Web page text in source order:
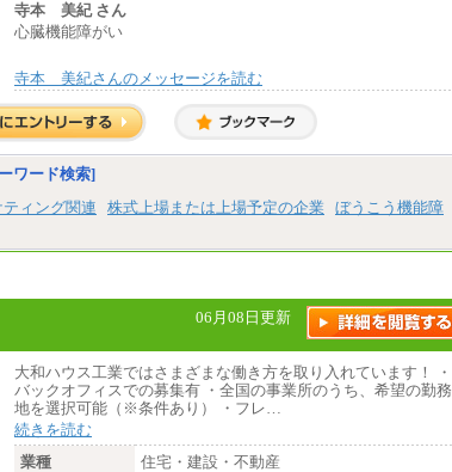
寺本 美紀 さん
心臓機能障がい
寺本 美紀さんのメッセージを読む
ワード検索]
ィング関連 株式上場または上場予定の企業
ぼうこう機能障
06月08日更新
大和ハウス工業ではさまざまな働き方を取り入れています！ ・
バックオフィスでの募集有 ・全国の事業所のうち、希望の勤務
地を選択可能（※条件あり） ・フレ…
続きを読む
業種
住宅・建設・不動産